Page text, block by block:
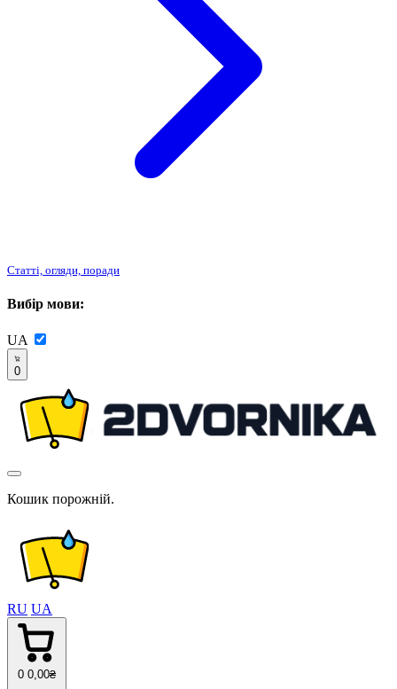
Статті, огляди, поради
Вибір мови:
UA
0
Кошик порожній.
RU UA
0 0 ,00₴